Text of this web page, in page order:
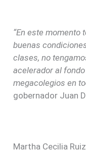
“En este momento
buenas
clases, no
acelerador al
megacolegios en
gobernador Juan
Martha Cecilia